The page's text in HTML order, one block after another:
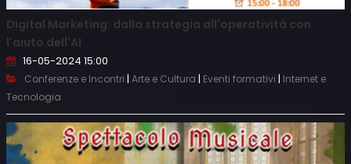
Digital Marketing: dalla strategia all'operatività con
l'aiuto dell'AI
16-05-2024 15:00
Conferenze e Incontri | Arte e Cultura | Eventi formativi | Internet e
Tecnologia